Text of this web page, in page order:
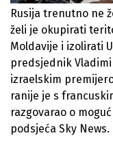
Rusija trenutno ne
želi je okupirati
Moldavije i izolirati
predsjednik
izraelskim
ranije je s
razgovarao o
podsjeća Sky News.